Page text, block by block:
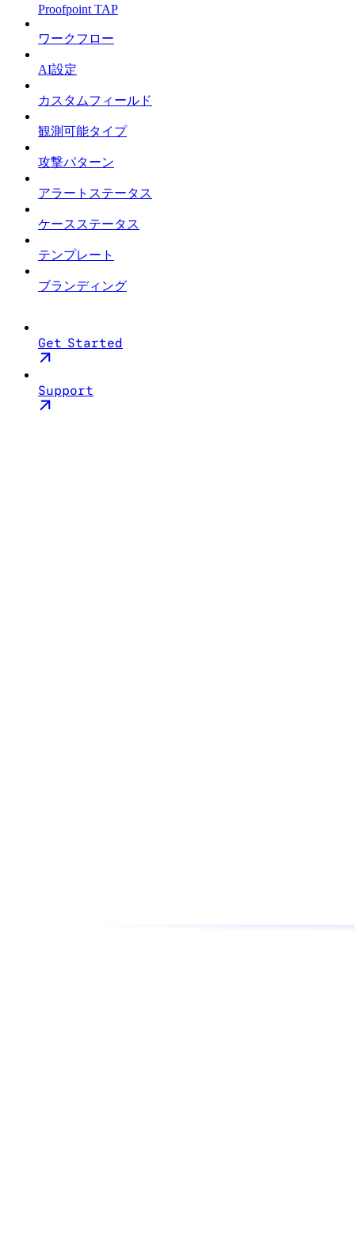
Proofpoint TAP
ワークフロー
AI設定
カスタムフィールド
観測可能タイプ
攻撃パターン
アラートステータス
ケースステータス
テンプレート
ブランディング
Get Started
Support